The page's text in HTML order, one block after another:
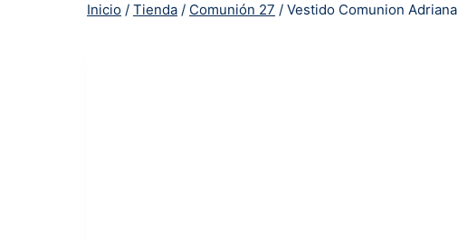
Inicio / Tienda / Comunión 27 / Vestido Comunion Adriana